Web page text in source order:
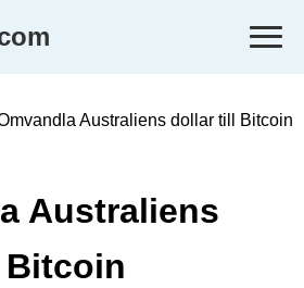
Australiens dollar till Bitcoin
Australiens